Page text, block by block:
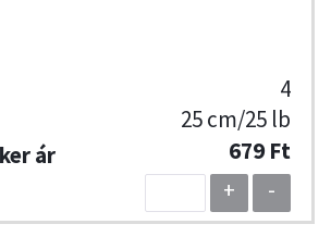
4
25 cm/25 lb
679 Ft
+
-